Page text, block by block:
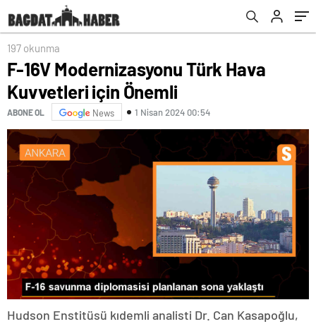
197 okunma
F-16V Modernizasyonu Türk Hava
Kuvvetleri için Önemli
ABONE OL News 1 Nisan 2024 00:54
Hudson Enstitüsü kıdemli analisti Dr. Can Kasapoğlu,